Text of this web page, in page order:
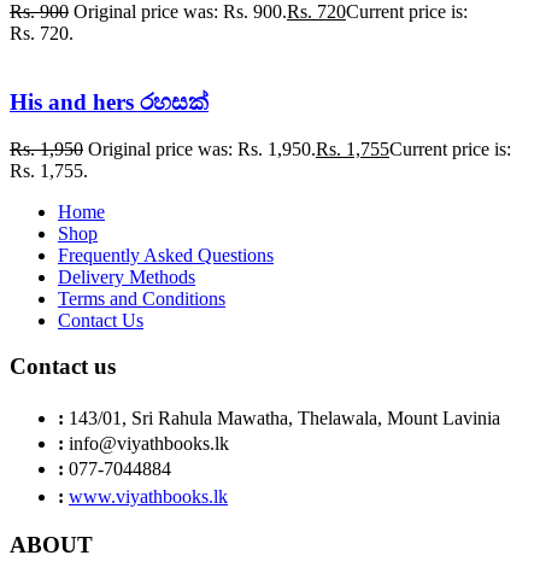
Rs.900 Original price was: Rs. 900.Rs. 720Current price is:
Rs. 720.
His and hers රහසක්
Rs.1,950 Original price was: Rs. 1,950.Rs. 1,755Current price is:
Rs. 1,755.
Home
Shop
Frequently Asked Questions
Delivery Methods
Terms and Conditions
Contact Us
Contact us
: 143/01, Sri Rahula Mawatha, Thelawala, Mount Lavinia
: info@viyathbooks.lk
: 077-7044884
: www.viyathbooks.lk
ABOUT